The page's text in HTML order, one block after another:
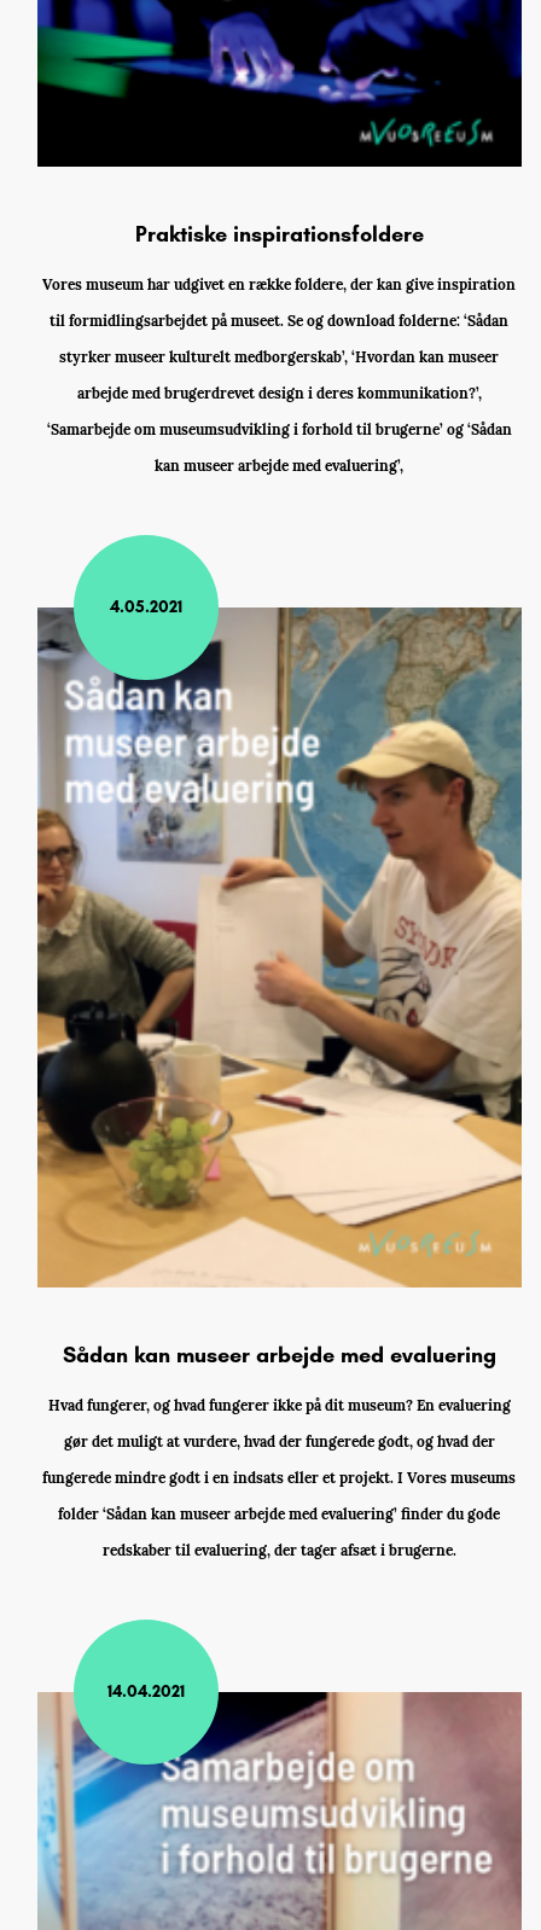
Praktiske inspirationsfoldere
Vores museum har udgivet en række foldere, der kan give inspiration
til formidlingsarbejdet på museet. Se og download folderne: ‘Sådan
styrker museer kulturelt medborgerskab’, ‘Hvordan kan museer
arbejde med brugerdrevet design i deres kommunikation?’,
‘Samarbejde om museumsudvikling i forhold til brugerne’ og ‘Sådan
kan museer arbejde med evaluering’,
4.05.2021
Sådan kan museer arbejde med evaluering
Hvad fungerer, og hvad fungerer ikke på dit museum? En evaluering
gør det muligt at vurdere, hvad der fungerede godt, og hvad der
fungerede mindre godt i en indsats eller et projekt. I Vores museums
folder ‘Sådan kan museer arbejde med evaluering’ finder du gode
redskaber til evaluering, der tager afsæt i brugerne.
14.04.2021